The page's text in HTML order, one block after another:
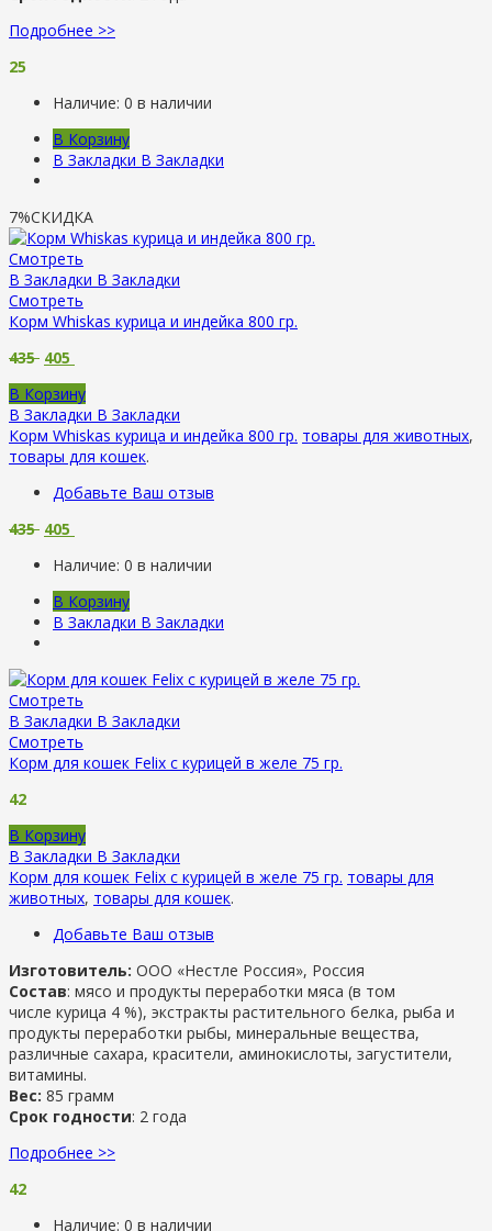
Подробнее >>
25
Наличие: 0 в наличии
В Корзину
В Закладки В Закладки
7%СКИДКА
Смотреть
В Закладки В Закладки
Смотреть
Корм Whiskas курица и индейка 800 гр.
435 405
В Корзину
В Закладки В Закладки
Корм Whiskas курица и индейка 800 гр. товары для животных,
товары для кошек.
Добавьте Ваш отзыв
435 405
Наличие: 0 в наличии
В Корзину
В Закладки В Закладки
Смотреть
В Закладки В Закладки
Смотреть
Корм для кошек Felix с курицей в желе 75 гр.
42
В Корзину
В Закладки В Закладки
Корм для кошек Felix с курицей в желе 75 гр. товары для
животных, товары для кошек.
Добавьте Ваш отзыв
Изготовитель: ООО «Нестле Россия», Россия
Состав: мясо и продукты переработки мяса (в том
числе курица 4 %), экстракты растительного белка, рыба и
продукты переработки рыбы, минеральные вещества,
различные сахара, красители, аминокислоты, загустители,
витамины.
Вес: 85 грамм
Срок годности: 2 года
Подробнее >>
42
Наличие: 0 в наличии